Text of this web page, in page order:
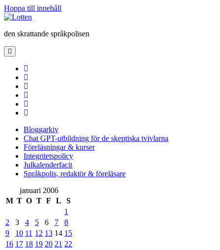
Hoppa till innehåll
Lotten
den skrattande språkpolisen
öppna
primär
Bloggarkiv
Chat GPT-utbildning för de skeptiska tvivlarna
Föreläsningar & kurser
Integritetspolicy
Julkalenderfacit
Språkpolis, redaktör & föreläsare
Sidopanel
januari 2006
M T O T F L
S
1
2
3 4 5 6 7
8
9
10 11 12 13 14 15
16 17 18 19 20 21 22